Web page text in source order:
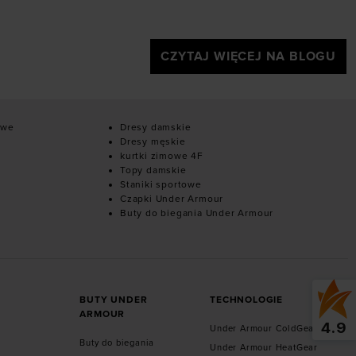
CZYTAJ WIĘCEJ NA BLOGU
Dresy damskie
Dresy męskie
kurtki zimowe 4F
Topy damskie
Staniki sportowe
Czapki Under Armour
Buty do biegania Under Armour
BUTY UNDER
ARMOUR
Buty do biegania
TECHNOLOGIE
Under Armour ColdGear
Under Armour HeatGear
4.9